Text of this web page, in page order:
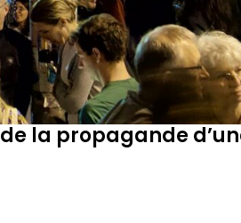
la propagande